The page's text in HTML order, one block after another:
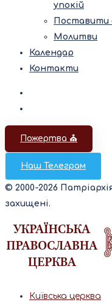
упокій
Поставити
Молитви
Календар
Контакти
Пожертва ⛪️
Наш Телеграм
© 2000-2026
захищені.
Київська церква